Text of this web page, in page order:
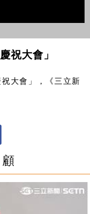
祝大會」
大會」，《三立新